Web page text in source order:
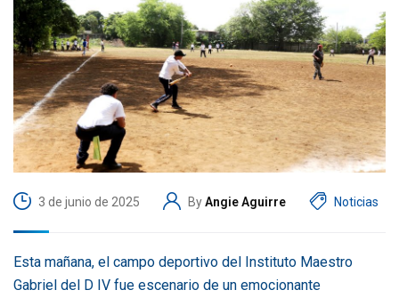
3 de junio de 2025 ByAngie Aguirre Noticias
Esta mañana, el campo deportivo del Instituto Maestro
Gabriel del D IV fue escenario de un emocionante